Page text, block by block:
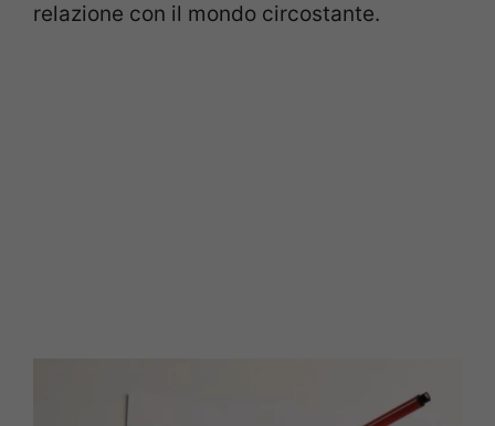
relazione con il mondo circostante.